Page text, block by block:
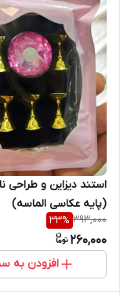
استند دیزاین و طراحی
(پایه عکاسی الماسه)
393,000
33%
260,000
افزودن به